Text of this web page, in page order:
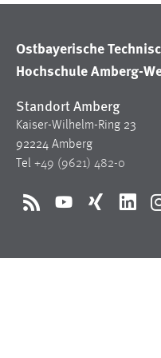
Ostbayerische
Hochschule Amberg-
Standort Amberg
Kaiser-Wilhelm-Ring 23
92224 Amberg
Tel +49 (9621) 482-0
RSS YouTubeXing
Sprachpräferenz
Name:
Zweck: